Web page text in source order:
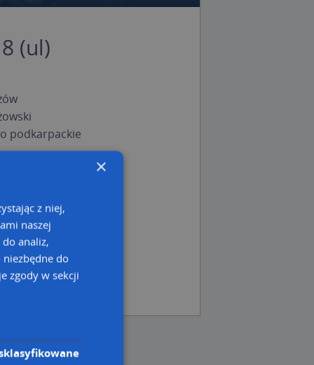
(ul)
podkarpackie
×
z niej,
naszej
analiz,
do
zgody w sekcji